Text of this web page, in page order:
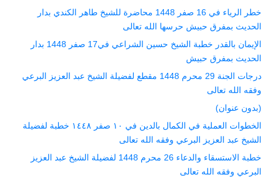
خطر الرياء في 16 صفر 1448 محاضرة للشيخ طاهر الكندي بدار
الحديث بمفرق حبيش حرسها الله تعالى
الإيمان بالقدر خطبة الشيخ حسين الشراعي في17 صفر 1448 بدار
الحديث بمفرق حبيش
درجات الجنة 29 محرم 1448 مقطع لفضيلة الشيخ عبد العزيز البرعي
وفقه الله تعالى
(بدون عنوان)
الخطوات العملية في الكمال بالدين في ١٠ صفر ١٤٤٨ خطبة لفضيلة
الشيخ عبد العزيز البرعي وفقه الله تعالى
خطبة الاستسقاء والدعاء 26 محرم 1448 لفضيلة الشيخ عبد العزيز
البرعي وفقه الله تعالى